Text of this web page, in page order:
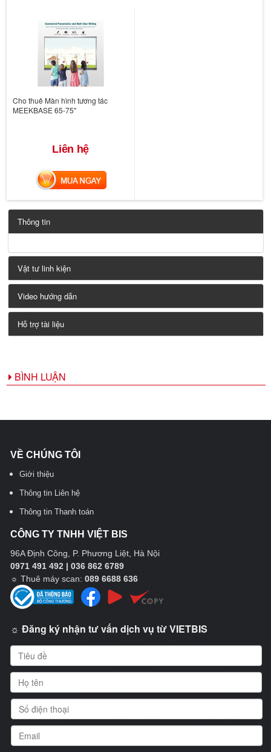
Cho thuê Màn hình tương tác
MEEKBASE 65-75"
Liên hệ
MUA NGAY
Thông tin
Vật tư linh kiện
Video hướng dẫn
Hỗ trợ tài liệu
BÌNH LUẬN
VỀ CHÚNG TÔI
Giới thiệu
Thông tin Liên hệ
Thông tin Thanh toán
CÔNG TY TNHH VIỆT BIS
96A Định Công, P. Phương Liệt, Hà Nội
0971 491 492 | 036 862 6789
☼ Thuê máy scan: 089 6688 636
☼ Đăng ký nhận tư vấn dịch vụ từ VIETBIS